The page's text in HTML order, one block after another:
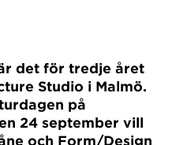
det för tredje året
Studio i Malmö.
på
24 september vill
och Form/Design